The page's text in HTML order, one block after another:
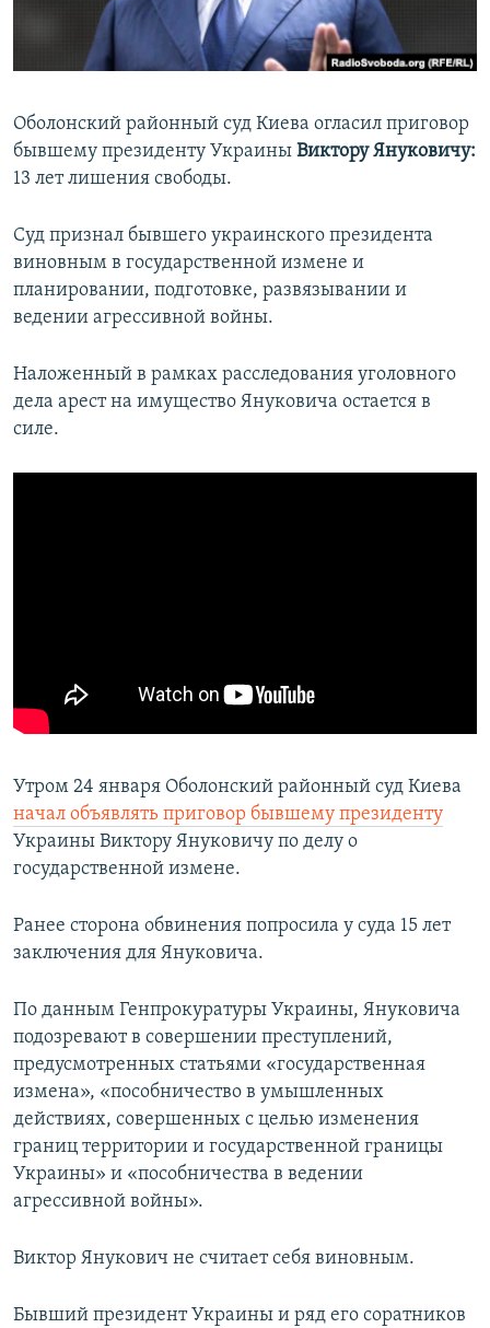
ПОБЕДИТЕЛЕЙ НЕ СУДЯТ?
КРЫМ.НЕПОКОРЕННЫЙ
УКРАИНСКАЯ ПРОБЛЕМА КРЫМА
ПРИСОЕДИНЯЙТЕСЬ!
Все сайты RFE/RL
Оболонский районный суд Киева огласил приговор
бывшему президенту Украины Виктору Януковичу:
13 лет лишения свободы.
Суд признал бывшего украинского президента
виновным в государственной измене и
планировании, подготовке, развязывании и
ведении агрессивной войны.
Наложенный в рамках расследования уголовного
дела арест на имущество Януковича остается в
силе.
Утром 24 января Оболонский районный суд Киева ​
начал объявлять приговор бывшему президенту
Украины Виктору Януковичу по делу о
государственной измене.
Ранее сторона обвинения попросила у суда 15 лет
заключения для Януковича.
По данным Генпрокуратуры Украины, Януковича
подозревают в совершении преступлений,
предусмотренных статьями «государственная
измена», «пособничество в умышленных
действиях, совершенных с целью изменения
границ территории и государственной границы
Украины» и «пособничества в ведении
агрессивной войны».
Виктор Янукович не считает себя виновным.
Бывший президент Украины и ряд его соратников